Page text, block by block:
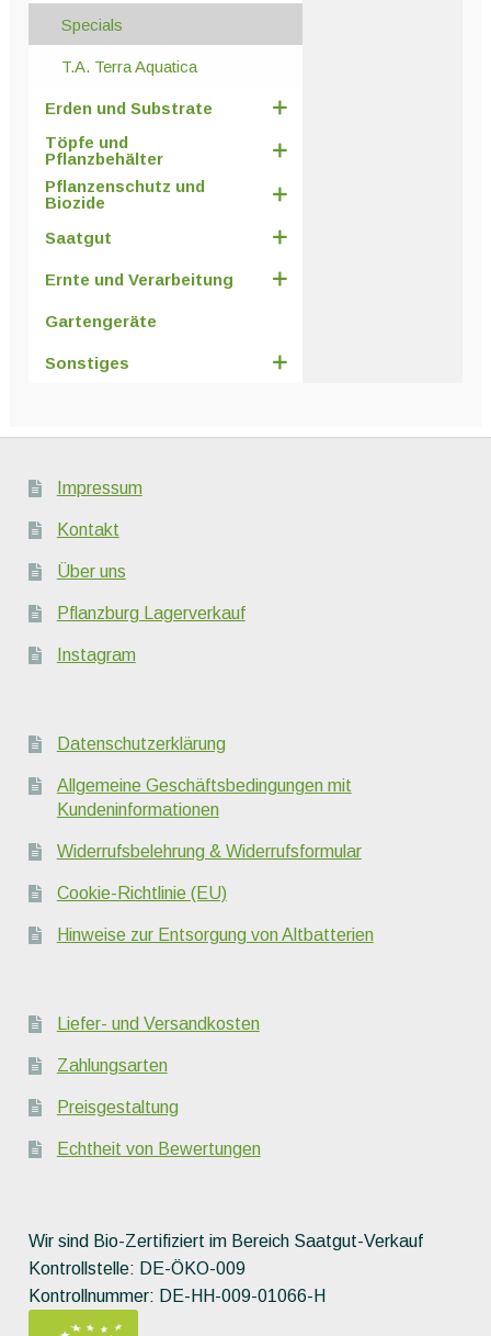
Specials
T.A. Terra Aquatica
Erden und Substrate
Töpfe und
Pflanzbehälter
Pflanzenschutz und
Biozide
Saatgut
Ernte und Verarbeitung
Gartengeräte
Sonstiges
Impressum
Kontakt
Über uns
Pflanzburg Lagerverkauf
Instagram
Datenschutzerklärung
Allgemeine Geschäftsbedingungen mit
Kundeninformationen
Widerrufsbelehrung & Widerrufsformular
Cookie-Richtlinie (EU)
Hinweise zur Entsorgung von Altbatterien
Liefer- und Versandkosten
Zahlungsarten
Preisgestaltung
Echtheit von Bewertungen
Wir sind Bio-Zertifiziert im Bereich Saatgut-Verkauf
Kontrollstelle: DE-ÖKO-009
Kontrollnummer: DE-HH-009-01066-H